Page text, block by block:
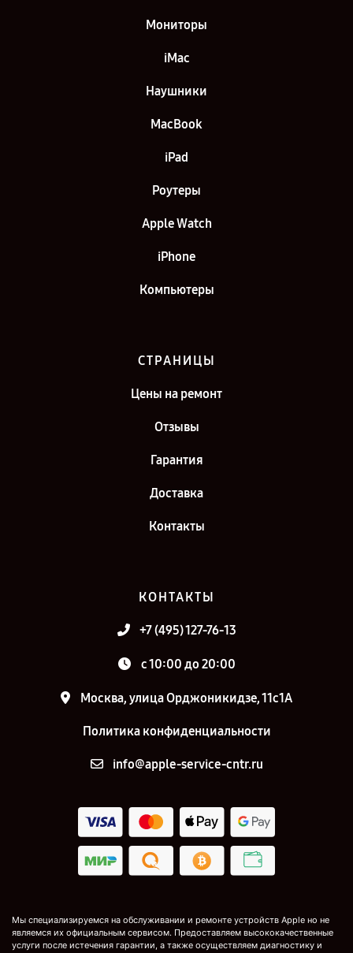
Мониторы
iMac
Наушники
MacBook
iPad
Роутеры
Apple Watch
iPhone
Компьютеры
СТРАНИЦЫ
Цены на ремонт
Отзывы
Гарантия
Доставка
Контакты
КОНТАКТЫ
+7 (495) 127-76-13
с 10:00 до 20:00
Москва, улица Орджоникидзе, 11с1А
Политика конфиденциальности
info@apple-service-cntr.ru
Мы специализируемся на обслуживании и ремонте устройств Apple но не
являемся их официальным сервисом. Предоставляем высококачественные
услуги после истечения гарантии, а также осуществляем диагностику и